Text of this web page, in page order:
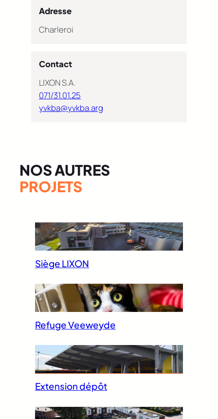
Adresse
Charleroi
Contact
LIXON S.A.
071/31.01.25
yvkba@yvkba.arg
NOS AUTRES
PROJETS
Siège LIXON
Refuge Veeweyde
Extension dépôt